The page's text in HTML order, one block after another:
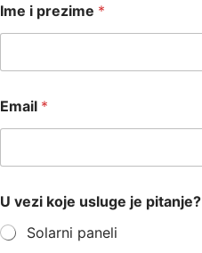
Ime i prezime *
Email *
U vezi koje usluge je pitanje?
Solarni paneli